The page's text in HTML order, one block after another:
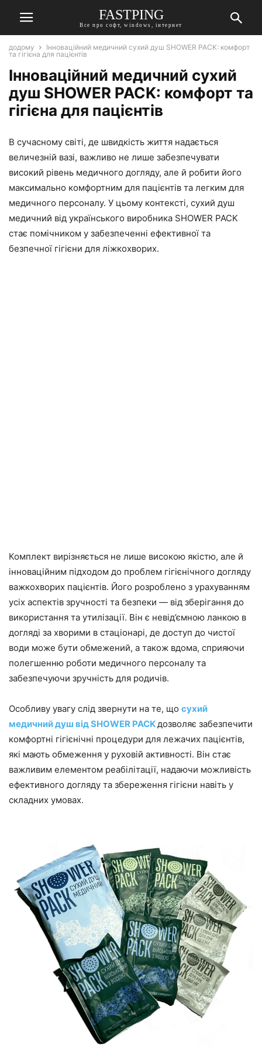
FASTPING
Все про софт, windows, інтернет
додому
Інноваційний медичний сухий душ SHOWER PACK: комфорт
та гігієна для пацієнтів
Інноваційний медичний сухий
душ SHOWER PACK: комфорт та
гігієна для пацієнтів
В сучасному світі, де швидкість життя надається
величезній вазі, важливо не лише забезпечувати
високий рівень медичного догляду, але й робити його
максимально комфортним для пацієнтів та легким для
медичного персоналу. У цьому контексті, сухий душ
медичний від українського виробника SHOWER PACK
стає помічником у забезпеченні ефективної та
безпечної гігієни для ліжкохворих.
Комплект вирізняється не лише високою якістю, але й
інноваційним підходом до проблем гігієнічного догляду
важкохворих пацієнтів. Його розроблено з урахуванням
усіх аспектів зручності та безпеки — від зберігання до
використання та утилізації. Він є невід’ємною ланкою в
догляді за хворими в стаціонарі, де доступ до чистої
води може бути обмежений, а також вдома, сприяючи
полегшенню роботи медичного персоналу та
забезпечуючи зручність для родичів.
Особливу увагу слід звернути на те, що сухий
медичний душ від SHOWER PACKдозволяє забезпечити
комфортні гігієнічні процедури для лежачих пацієнтів,
які мають обмеження у руховій активності. Він стає
важливим елементом реабілітації, надаючи можливість
ефективного догляду та збереження гігієни навіть у
складних умовах.